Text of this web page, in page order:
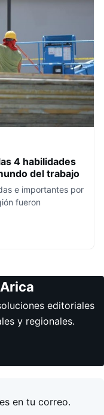
4 habilidades
del trabajo
e importantes por
fueron
editoriales
y regionales.
en tu correo.